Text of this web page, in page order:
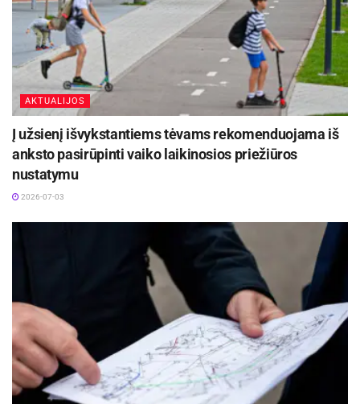
AKTUALIJOS
Į užsienį išvykstantiems tėvams rekomenduojama iš
anksto pasirūpinti vaiko laikinosios priežiūros
nustatymu
2026-07-03